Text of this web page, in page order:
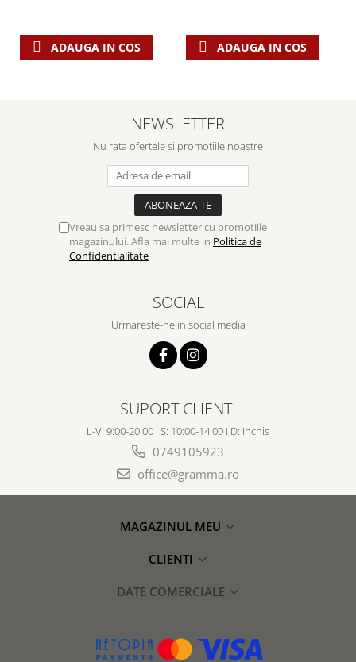
ADAUGA IN COS ADAUGA IN COS
NEWSLETTER
Nu rata ofertele si promotiile noastre
Vreau sa primesc newsletter cu promotiile
magazinului. Afla mai multe in Politica de
Confidentialitate
SOCIAL
Urmareste-ne in social media
SUPORT CLIENTI
L-V: 9:00-20:00 I S: 10:00-14:00 I D: Inchis
0749105923
office@gramma.ro
MAGAZINUL MEU
CLIENTI
DATE COMERCIALE